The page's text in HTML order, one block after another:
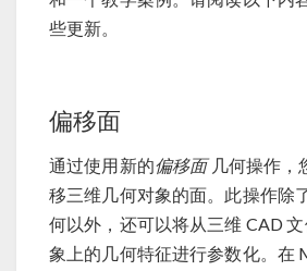
些更新。
偏移面
通过使用新的偏移面几何操作，
移三维几何对象的面。此操作除
何以外，还可以将从三维 CAD
象上的几何特征进行参数化。在